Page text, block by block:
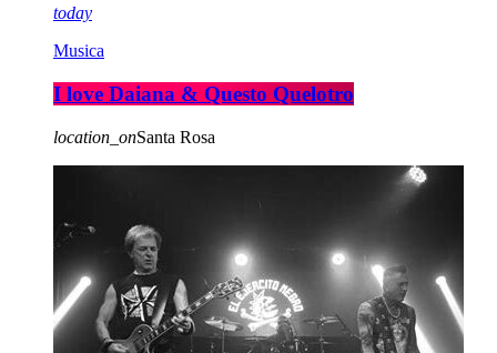
today
Musica
I love Daiana & Questo Quelotro
location_onSanta Rosa